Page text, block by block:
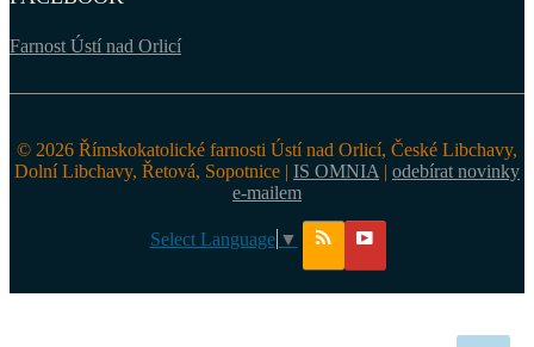
Farnost Ústí nad Orlicí
© 2026 Římskokatolické farnosti Ústí nad Orlicí, České Libchavy,
Dolní Libchavy, Řetová, Sopotnice | IS OMNIA | odebírat novinky
e-mailem
Select Language ▼